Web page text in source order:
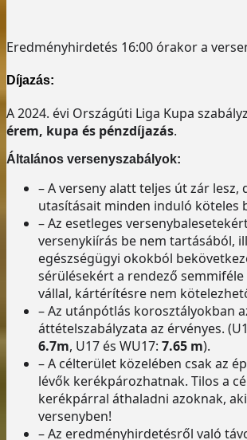
Eredményhirdetés 16:00 órakor a
Díjazás:
A 2024. évi Országúti Liga Kupa
érem, kupa és pénzdíjazás.
Általános versenyszabályok:
– A verseny alatt teljes út zár lesz,
utasításait minden induló köteles
– Az esetleges
versenykiírás be nem tartásából,
egészségügyi okokból
sérülésekért a rendező
vállal, kártérítésre nem
– Az utánpótlás korosztályokban
áttételszabályzata az érvényes.
6.7m, U17 és WU17: 7.65 m).
– A célterület közelében csak az
lévők kerékpározhatnak. Tilos a
kerékpárral áthaladni azoknak,
versenyben!
– Az eredményhirdetésről való